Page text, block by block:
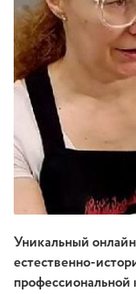
Уникальный
профессиональной